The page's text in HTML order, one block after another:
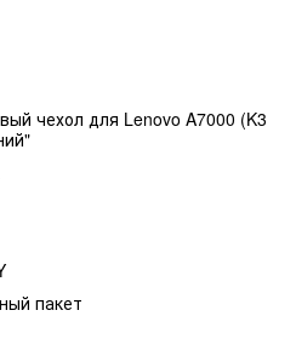
чехол для Lenovo A7000 (K3
пакет